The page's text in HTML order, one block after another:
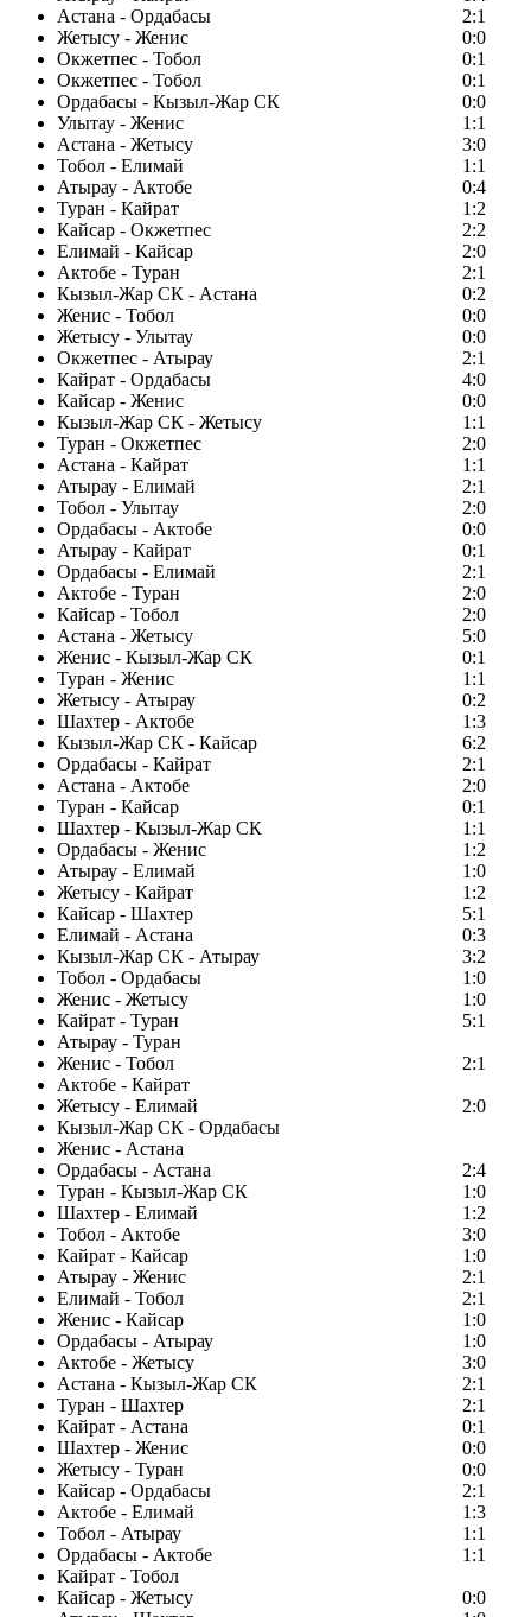
Астана - Ордабасы
2:1
Жетысу - Женис
0:0
Окжетпес - Тобол
0:1
Окжетпес - Тобол
0:1
Ордабасы - Кызыл-Жар СК
0:0
Улытау - Женис
1:1
Астана - Жетысу
3:0
Тобол - Елимай
1:1
Атырау - Актобе
0:4
Туран - Кайрат
1:2
Кайсар - Окжетпес
2:2
Елимай - Кайсар
2:0
Актобе - Туран
2:1
Кызыл-Жар СК - Астана
0:2
Женис - Тобол
0:0
Жетысу - Улытау
0:0
Окжетпес - Атырау
2:1
Кайрат - Ордабасы
4:0
Кайсар - Женис
0:0
Кызыл-Жар СК - Жетысу
1:1
Туран - Окжетпес
2:0
Астана - Кайрат
1:1
Атырау - Елимай
2:1
Тобол - Улытау
2:0
Ордабасы - Актобе
0:0
Атырау - Кайрат
0:1
Ордабасы - Елимай
2:1
Актобе - Туран
2:0
Кайсар - Тобол
2:0
Астана - Жетысу
5:0
Женис - Кызыл-Жар СК
0:1
Туран - Женис
1:1
Жетысу - Атырау
0:2
Шахтер - Актобе
1:3
Кызыл-Жар СК - Кайсар
6:2
Ордабасы - Кайрат
2:1
Астана - Актобе
2:0
Туран - Кайсар
0:1
Шахтер - Кызыл-Жар СК
1:1
Ордабасы - Женис
1:2
Атырау - Елимай
1:0
Жетысу - Кайрат
1:2
Кайсар - Шахтер
5:1
Елимай - Астана
0:3
Кызыл-Жар СК - Атырау
3:2
Тобол - Ордабасы
1:0
Женис - Жетысу
1:0
Кайрат - Туран
5:1
Атырау - Туран
Женис - Тобол
2:1
Актобе - Кайрат
Жетысу - Елимай
2:0
Кызыл-Жар СК - Ордабасы
Женис - Астана
Ордабасы - Астана
2:4
Туран - Кызыл-Жар СК
1:0
Шахтер - Елимай
1:2
Тобол - Актобе
3:0
Кайрат - Кайсар
1:0
Атырау - Женис
2:1
Елимай - Тобол
2:1
Женис - Кайсар
1:0
Ордабасы - Атырау
1:0
Актобе - Жетысу
3:0
Астана - Кызыл-Жар СК
2:1
Туран - Шахтер
2:1
Кайрат - Астана
0:1
Шахтер - Женис
0:0
Жетысу - Туран
0:0
Кайсар - Ордабасы
2:1
Актобе - Елимай
1:3
Тобол - Атырау
1:1
Ордабасы - Актобе
1:1
Кайрат - Тобол
Кайсар - Жетысу
0:0